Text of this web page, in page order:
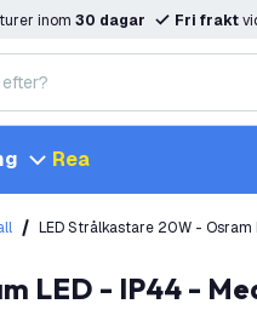
inom 30 dagar Fri frakt
Rea
LED Strålkastare 20W -